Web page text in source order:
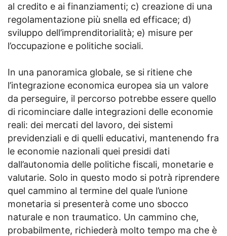
al credito e ai finanziamenti; c) creazione di una
regolamentazione più snella ed efficace; d)
sviluppo dell’imprenditorialità; e) misure per
l’occupazione e politiche sociali.
In una panoramica globale, se si ritiene che
l’integrazione economica europea sia un valore
da perseguire, il percorso potrebbe essere quello
di ricominciare dalle integrazioni delle economie
reali: dei mercati del lavoro, dei sistemi
previdenziali e di quelli educativi, mantenendo fra
le economie nazionali quei presidi dati
dall’autonomia delle politiche fiscali, monetarie e
valutarie. Solo in questo modo si potrà riprendere
quel cammino al termine del quale l’unione
monetaria si presenterà come uno sbocco
naturale e non traumatico. Un cammino che,
probabilmente, richiederà molto tempo ma che è